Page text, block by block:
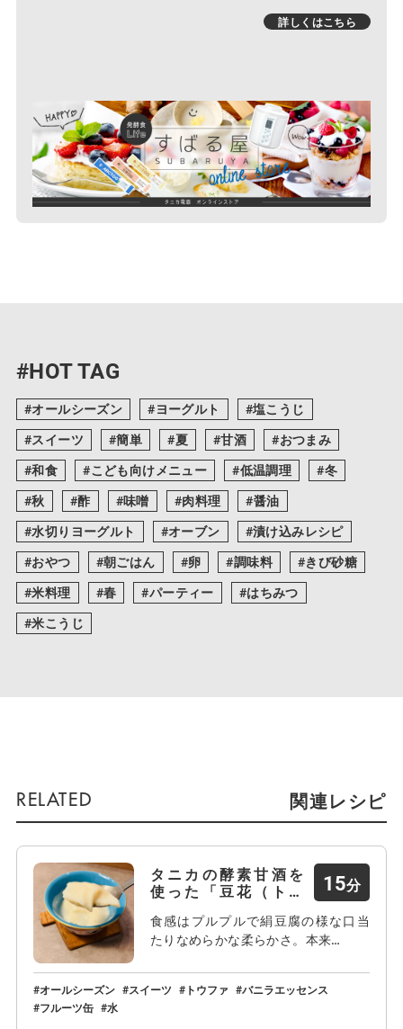
詳しくはこちら
#HOT TAG
オールシーズン ヨーグルト
塩こうじ
スイーツ
簡単 夏 甘酒
おつまみ
和食
こども向けメニュー 低温調理
冬
秋
酢 味噌 肉料理
醤油
水切りヨーグルト
オーブン
漬け込みレシピ
おやつ
朝ごはん 卵 調味料
きび砂糖
米料理
春 パーティー
はちみつ
米こうじ
関連レシピ
タニカの酵素甘酒を
使った「豆花（トウ
15
食感はプルプルで絹豆腐の様な口当
たりなめらかな柔らかさ。本来…
オールシーズン スイーツ トウファ
バニラエッセンス
フルーツ缶
水